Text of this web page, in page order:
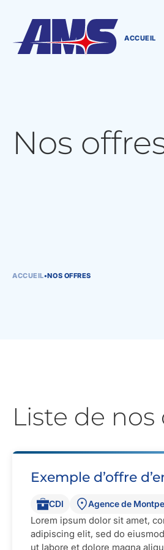
ACCUEIL
Nos
ACCUEIL•NOS OFFRES
Liste de
Exemple d’offre
CDI Agence de
Lorem ipsum dolor sit amet,
adipiscing elit, sed do
ut labore et dolore magna